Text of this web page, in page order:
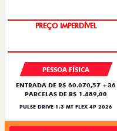
OPORTUNIDADE
PESSOA FÍSICA
ENTRADA DE R$ 60.070,57 +36
PARCELAS DE R$ 1.489,00
PULSE DRIVE 1.3 MT FLEX 4P 2026